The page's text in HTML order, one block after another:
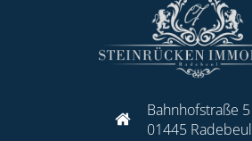
Bahnhofstraße 5
01445 Radebeul